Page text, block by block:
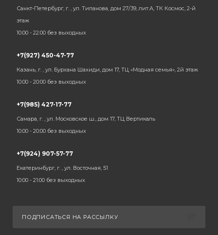
Санкт-Петербург, г. , ул. Типанова, дом 27/39, лит.А, ТК Космос, 2-й
этаж
10:00 - 22:00 без выходных
+7(927) 450-47-77
Казань, г. , ул. Бурхана Шахиди, дом 17, ТЦ «Модная семья», 2й этаж
10:00 - 20:00 без выходных
+7(985) 427-17-77
Самара, г. , ул. Московское ш., дом 17, ТЦ Вертикаль
10:00 - 20:00 без выходных
+7(924) 907-57-77
Екатеринбург, г. , ул. Восточная, 51
10:00 - 21:00 без выходных
ПОДПИСАТЬСЯ НА РАССЫЛКУ